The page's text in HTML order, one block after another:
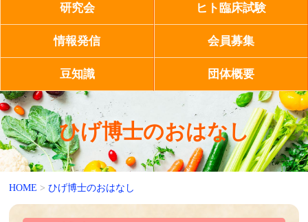
研究会 ヒト臨床試験
情報発信 会員募集
豆知識 団体概要
ひげ博士のおはなし
HOME >ひげ博士のおはなし